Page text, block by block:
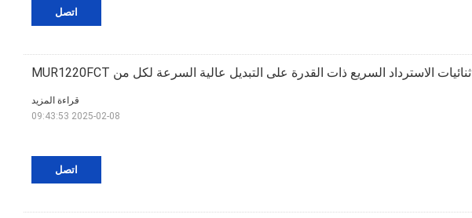
اتصل
ثنائيات الاسترداد السريع ذات القدرة على التبديل عالية السرعة لكل من MUR1220FCT
اتصل
قراءة المزيد
2025-02-08 09:43:53